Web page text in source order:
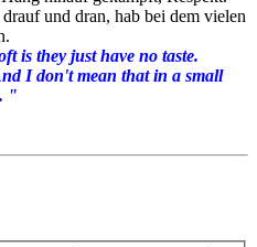
und dran, hab bei dem vielen
is they just have no taste.
I don't mean that in a small
"